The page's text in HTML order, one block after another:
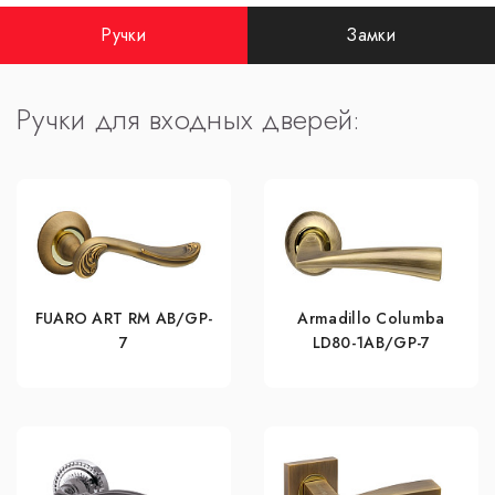
Ручки Замки
Ручки для входных дверей:
FUARO ART RM AB/GP-
7
Armadillo Columba
LD80-1AB/GP-7